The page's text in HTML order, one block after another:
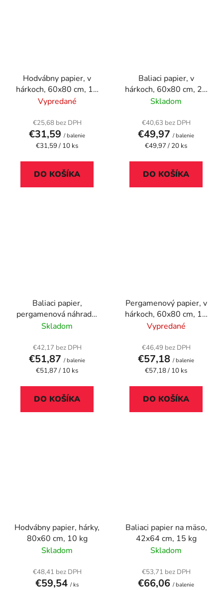
Hodvábny papier, v
hárkoch, 60x80 cm, 10
kg
Vypredané
€25,68 bez DPH
€31,59 / balenie
Jednotková
€31,59 / 10 ks
DO KOŠÍKA
Baliaci papier, v
hárkoch, 60x80 cm, 20
kg
Skladom
€40,63 bez DPH
€49,97 / balenie
Jednotková
€49,97 / 20 ks
DO KOŠÍKA
Baliaci papier,
pergamenová náhrada,
60x80 cm, 10 kg
Skladom
€42,17 bez DPH
€51,87 / balenie
Jednotková
€51,87 / 10 ks
DO KOŠÍKA
Pergamenový papier, v
hárkoch, 60x80 cm, 10
kg
Vypredané
€46,49 bez DPH
€57,18 / balenie
Jednotková
€57,18 / 10 ks
DO KOŠÍKA
Hodvábny papier, hárky,
80x60 cm, 10 kg
Skladom
€48,41 bez DPH
€59,54 / ks
Baliaci papier na mäso,
42x64 cm, 15 kg
Skladom
€53,71 bez DPH
€66,06 / balenie